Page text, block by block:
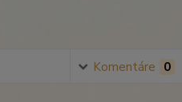
Komentáre 0